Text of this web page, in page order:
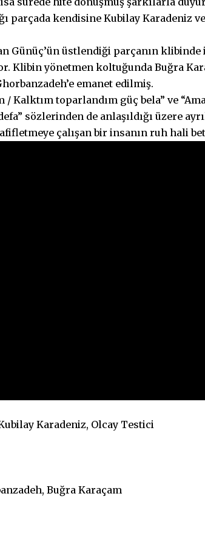
parçada kendisine Kubilay Karadeniz
Günüç’ün üstlendiği parçanın klibinde
Klibin yönetmen koltuğunda Buğra
emanet edilmiş.
/ Kalktım toparlandım güç bela” ve
sözlerinden de anlaşıldığı üzere
çalışan bir insanın ruh hali
Karadeniz, Olcay Testici
Buğra Karaçam